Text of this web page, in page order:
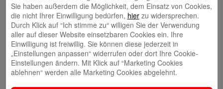
Rahel Neufeld
Sie haben außerdem die Möglichkeit, dem Einsatz von Cookies,
die nicht Ihrer Einwilligung bedürfen, hierzu widersprechen.
Durch Klick auf “Ich stimme zu“ willigen Sie der Verwendung
aller auf dieser Website einsetzbaren Cookies ein. Ihre
Einwilligung ist freiwillig. Sie können diese jederzeit in
„Einstellungen anpassen“ widerrufen oder dort Ihre Cookie-
Einstellungen ändern. Mit Klick auf “Marketing Cookies
ablehnen“ werden alle Marketing Cookies abgelehnt.